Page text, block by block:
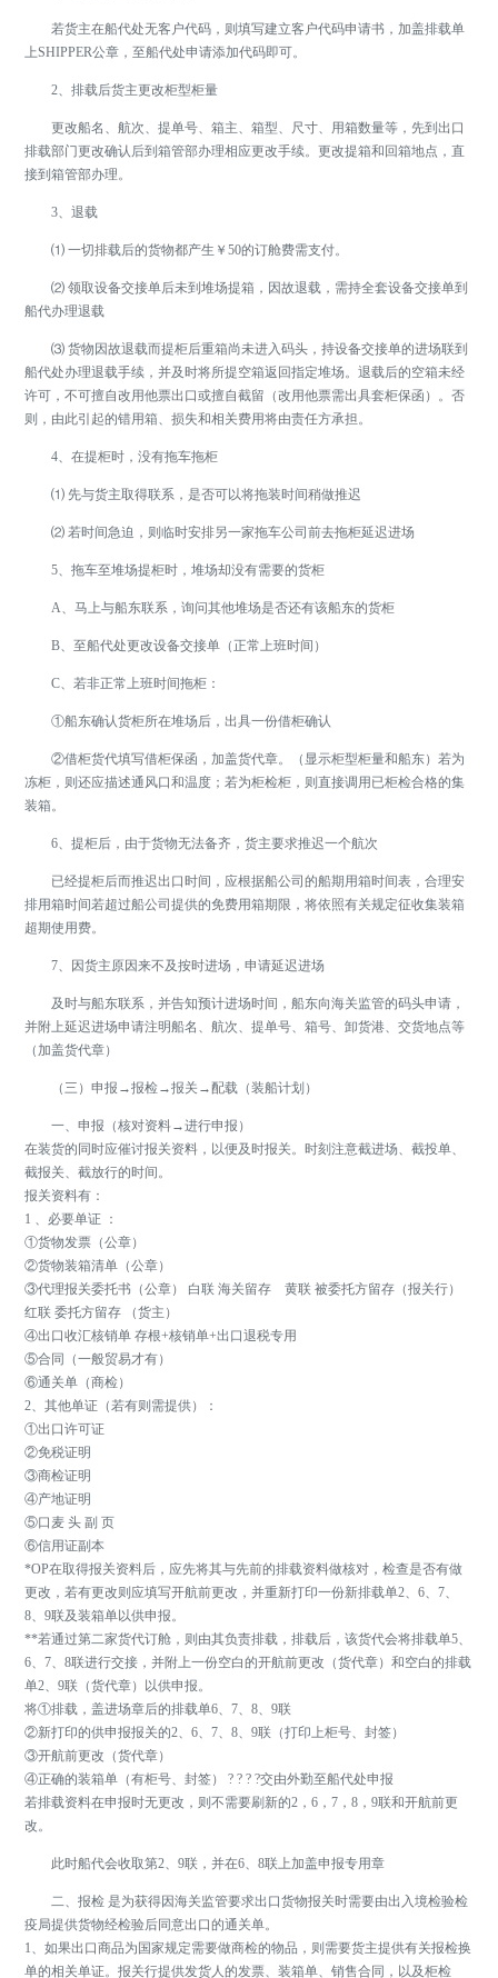
若货主在船代处无客户代码，则填写建立客户代码申请书，加盖排载单
上SHIPPER公章，至船代处申请添加代码即可。
2、排载后货主更改柜型柜量
更改船名、航次、提单号、箱主、箱型、尺寸、用箱数量等，先到出口
排载部门更改确认后到箱管部办理相应更改手续。更改提箱和回箱地点，直
接到箱管部办理。
3、退载
⑴ 一切排载后的货物都产生￥50的订舱费需支付。
⑵ 领取设备交接单后未到堆场提箱，因故退载，需持全套设备交接单到
船代办理退载
⑶ 货物因故退载而提柜后重箱尚未进入码头，持设备交接单的进场联到
船代处办理退载手续，并及时将所提空箱返回指定堆场。退载后的空箱未经
许可，不可擅自改用他票出口或擅自截留（改用他票需出具套柜保函）。否
则，由此引起的错用箱、损失和相关费用将由责任方承担。
4、在提柜时，没有拖车拖柜
⑴ 先与货主取得联系，是否可以将拖装时间稍做推迟
⑵ 若时间急迫，则临时安排另一家拖车公司前去拖柜延迟进场
5、拖车至堆场提柜时，堆场却没有需要的货柜
A、马上与船东联系，询问其他堆场是否还有该船东的货柜
B、至船代处更改设备交接单（正常上班时间）
C、若非正常上班时间拖柜：
①船东确认货柜所在堆场后，出具一份借柜确认
②借柜货代填写借柜保函，加盖货代章。（显示柜型柜量和船东）若为
冻柜，则还应描述通风口和温度；若为柜检柜，则直接调用已柜检合格的集
装箱。
6、提柜后，由于货物无法备齐，货主要求推迟一个航次
已经提柜后而推迟出口时间，应根据船公司的船期用箱时间表，合理安
排用箱时间若超过船公司提供的免费用箱期限，将依照有关规定征收集装箱
超期使用费。
7、因货主原因来不及按时进场，申请延迟进场
及时与船东联系，并告知预计进场时间，船东向海关监管的码头申请，
并附上延迟进场申请注明船名、航次、提单号、箱号、卸货港、交货地点等
（加盖货代章）
（三）申报→报检→报关→配载（装船计划）
一、申报（核对资料→进行申报）
在装货的同时应催讨报关资料，以便及时报关。时刻注意截进场、截投单、
截报关、截放行的时间。
报关资料有：
1 、必要单证 ：
①货物发票（公章）
②货物装箱清单（公章）
③代理报关委托书（公章） 白联 海关留存 黄联 被委托方留存（报关行）
红联 委托方留存 （货主）
④出口收汇核销单 存根+核销单+出口退税专用
⑤合同（一般贸易才有）
⑥通关单（商检）
2、其他单证（若有则需提供）：
①出口许可证
②免税证明
③商检证明
④产地证明
⑤口麦 头 副 页
⑥信用证副本
*OP在取得报关资料后，应先将其与先前的排载资料做核对，检查是否有做
更改，若有更改则应填写开航前更改，并重新打印一份新排载单2、6、7、
8、9联及装箱单以供申报。
**若通过第二家货代订舱，则由其负责排载，排载后，该货代会将排载单5、
6、7、8联进行交接，并附上一份空白的开航前更改（货代章）和空白的排载
单2、9联（货代章）以供申报。
将①排载，盖进场章后的排载单6、7、8、9联
②新打印的供申报报关的2、6、7、8、9联（打印上柜号、封签）
③开航前更改（货代章）
④正确的装箱单（有柜号、封签） ? ? ? ?交由外勤至船代处申报
若排载资料在申报时无更改，则不需要刷新的2，6，7，8，9联和开航前更
改。
此时船代会收取第2、9联，并在6、8联上加盖申报专用章
二、报检 是为获得因海关监管要求出口货物报关时需要由出入境检验检
疫局提供货物经检验后同意出口的通关单。
1、如果出口商品为国家规定需要做商检的物品，则需要货主提供有关报检换
单的相关单证。报关行提供发货人的发票、装箱单、销售合同，以及柜检